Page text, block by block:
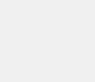
ダルとの一体感を生み